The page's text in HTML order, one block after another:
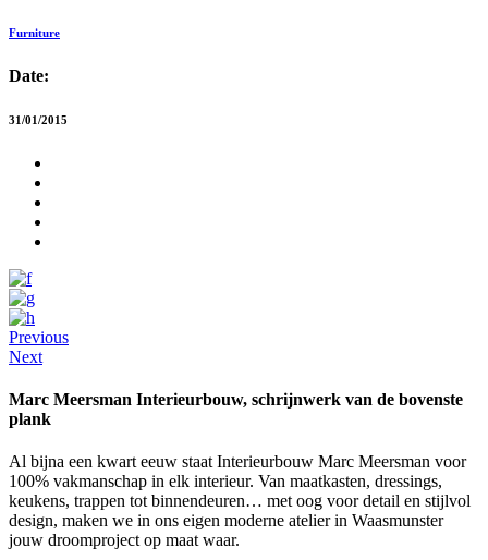
Furniture
Date:
31/01/2015
Previous
Next
Marc Meersman Interieurbouw, schrijnwerk van de bovenste
plank
Al bijna een kwart eeuw staat Interieurbouw Marc Meersman voor
100% vakmanschap in elk interieur. Van maatkasten, dressings,
keukens, trappen tot binnendeuren… met oog voor detail en stijlvol
design, maken we in ons eigen moderne atelier in Waasmunster
jouw droomproject op maat waar.